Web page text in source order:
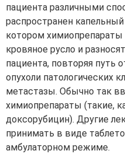
пациента различными
распространен
котором
кровяное русло и
пациента, повторяя путь
опухоли патологических
метастазы. Обычно так
химиопрепараты (такие,
доксорубицин). Другие
принимать в виде
амбулаторном режиме.